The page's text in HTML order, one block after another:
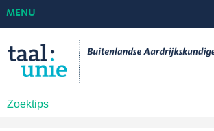
Zoektips
MENU